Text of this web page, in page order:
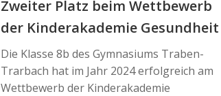
Zweiter Platz beim Wettbewerb
der Kinderakademie Gesundheit
Die Klasse 8b des Gymnasiums Traben-
Trarbach hat im Jahr 2024 erfolgreich am
Wettbewerb der Kinderakademie